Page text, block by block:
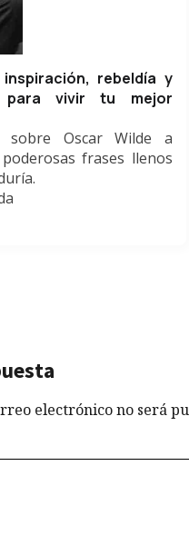
rebeldía y
para vivir tu mejor
sobre Oscar Wilde a
frases llenos
electrónico no será